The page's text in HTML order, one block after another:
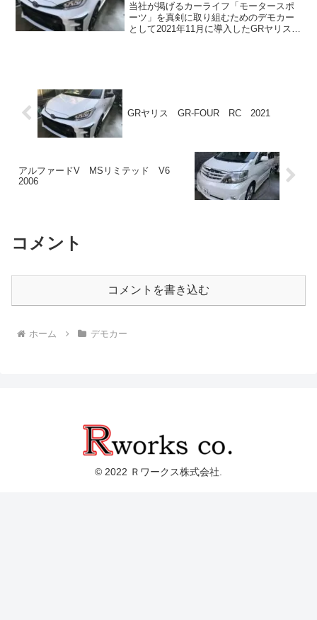
当社が掲げるカーライフ「モータースポ
ーツ」を真剣に取り組むためのデモカー
として2021年11月に導入したGRヤリス
GRヤリス GR-FOUR RC 2021
アルファードV MSリミテッド V6
2006
コメント
コメントを書き込む
ホーム デモカー
© 2022 Ｒワークス株式会社.